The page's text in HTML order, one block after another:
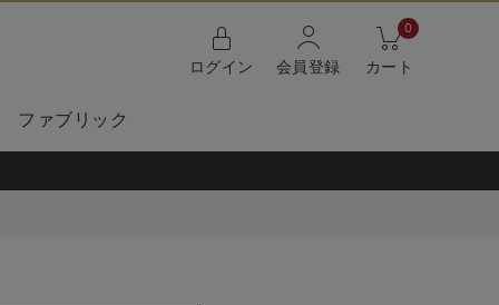
ログイン 会員登録
0
カート
ファブリック